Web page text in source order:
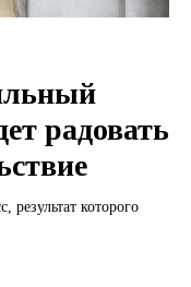
радовать
результат которого